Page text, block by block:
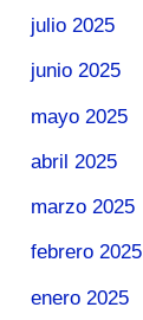
julio 2025
junio 2025
mayo 2025
abril 2025
marzo 2025
febrero 2025
enero 2025